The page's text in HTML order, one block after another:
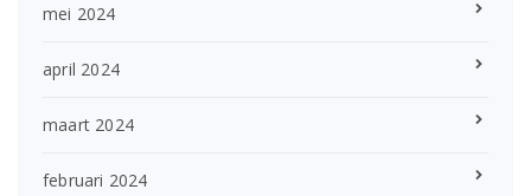
mei 2024
april 2024
maart 2024
februari 2024